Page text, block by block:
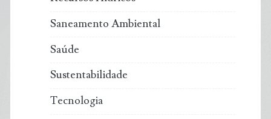
Saneamento Ambiental
Saúde
Sustentabilidade
Tecnologia